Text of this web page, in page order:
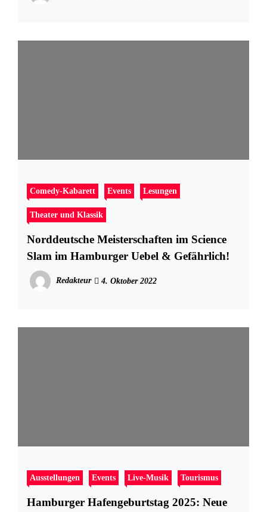
Comedy-Kabarett Events Lesungen
Theater und Klassik
Norddeutsche Meisterschaften im Science
Slam im Hamburger Uebel & Gefährlich!
Redakteur 4. Oktober 2022
Ausstellungen Events Live-Musik Tourismus
Hamburger Hafengeburtstag 2025: Neue